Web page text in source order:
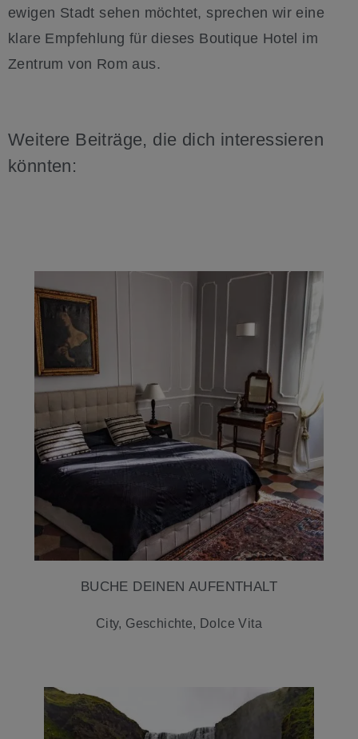
ewigen Stadt sehen möchtet, sprechen wir eine
klare Empfehlung für dieses Boutique Hotel im
Zentrum von Rom aus.
Weitere Beiträge, die dich interessieren
könnten:
BUCHE DEINEN AUFENTHALT
City, Geschichte, Dolce Vita